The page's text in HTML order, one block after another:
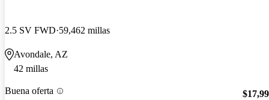
2.5 SV FWD 59,462 millas
Avondale, AZ
42 millas
Buena oferta